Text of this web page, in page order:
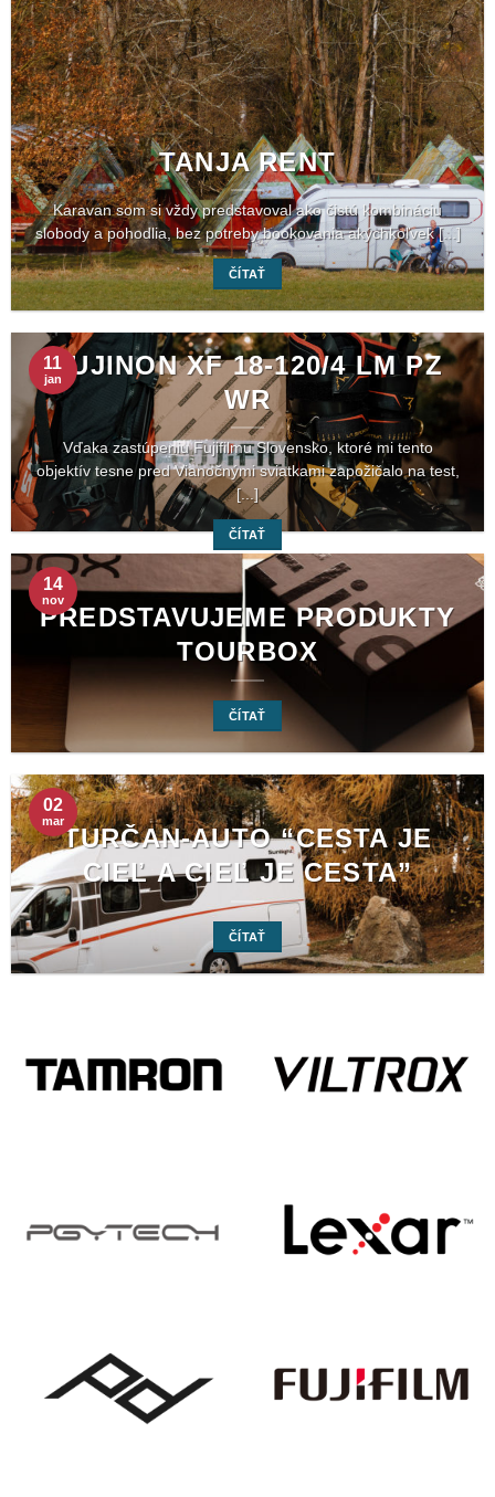
TANJA RENT
Karavan som si vždy predstavoval ako čistú kombináciu
slobody a pohodlia, bez potreby bookovania akýchkoľvek [...]
ČÍTAŤ
FUJINON XF 18-120/4 LM PZ
WR
Vďaka zastúpeniu Fujifilmu Slovensko, ktoré mi tento
objektív tesne pred Vianočnými sviatkami zapožičalo na test,
[...]
ČÍTAŤ
11
jan
PREDSTAVUJEME PRODUKTY
TOURBOX
ČÍTAŤ
14
nov
TURČAN-AUTO “CESTA JE
CIEĽ A CIEĽ JE CESTA”
ČÍTAŤ
02
mar